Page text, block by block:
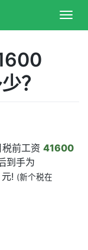
？
前工资 41600
到手为
元! (新个税在